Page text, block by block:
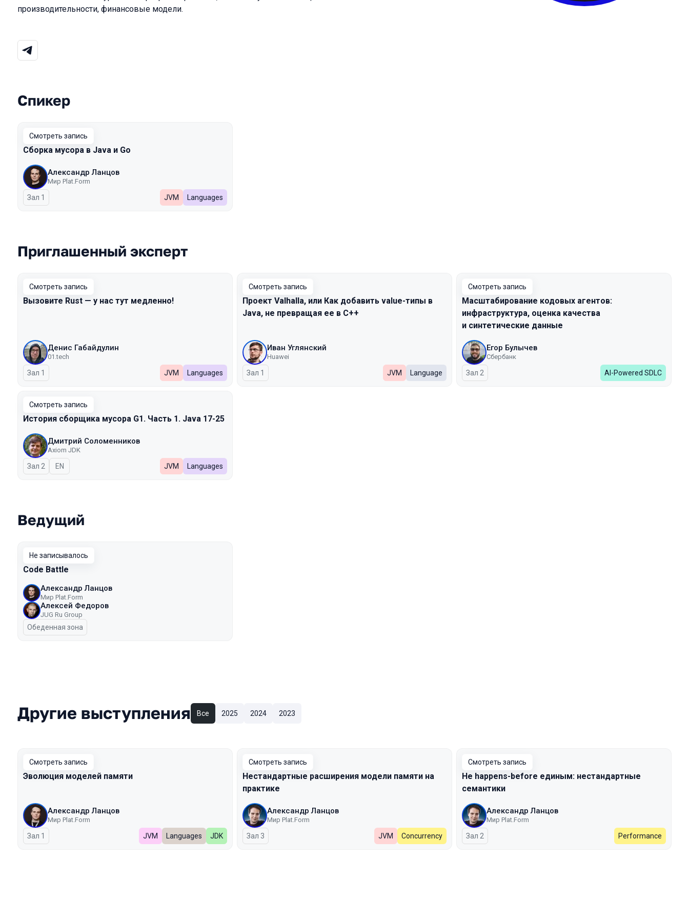
производительности, финансовые модели.
Выступления в сезоне 2026
Спикер
Смотреть запись
Сборка мусора в Java и Go
Александр Ланцов
Мир Plat.Form
Зал 1 JVM Languages
Приглашенный эксперт
Смотреть запись
Вызовите Rust — у нас тут медленно!
Денис Габайдулин
01.tech
Зал 1 JVM Languages
Смотреть запись
Проект Valhalla, или Как добавить value-типы в
Java, не превращая ее в C++
Иван Углянский
Huawei
Зал 1 JVM Language
Смотреть запись
Масштабирование кодовых агентов:
инфраструктура, оценка качества
и синтетические данные
Егор Булычев
Сбербанк
Зал 2 AI-Powered SDLC
Смотреть запись
История сборщика мусора G1. Часть 1. Java 17-25
Дмитрий Соломенников
Axiom JDK
Зал 2 На английском языке
EN JVM Languages
Ведущий
Не записывалось
Code Battle
Александр Ланцов
Мир Plat.Form
Алексей Федоров
JUG Ru Group
Обеденная зона
Другие выступления Все 2025 2024 2023
Смотреть запись
Эволюция моделей памяти
Александр Ланцов
Мир Plat.Form
Зал 1 JVM Languages JDK
Смотреть запись
Нестандартные расширения модели памяти на
практике
Александр Ланцов
Мир Plat.Form
Зал 3 JVM Concurrency
Смотреть запись
Не happens-before единым: нестандартные
семантики
Александр Ланцов
Мир Plat.Form
Зал 2 Performance